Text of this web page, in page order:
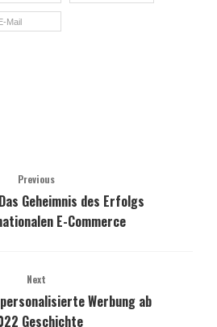
E-Mail
Previous
Geheimnis des Erfolgs
E-Commerce
Next
Werbung ab
Geschichte